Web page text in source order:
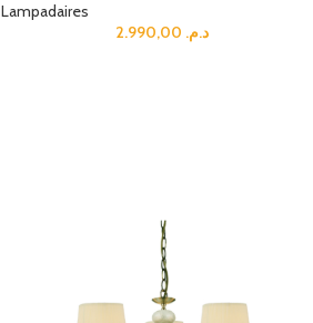
Lampadaires
د.م.